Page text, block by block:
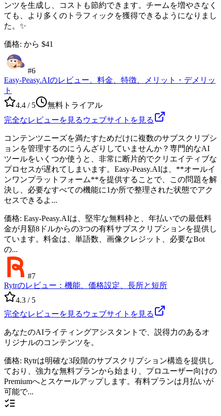
ンツを生成し、コストも節約できます。チームを増やさなく
ても、より多くのトラフィックを獲得できるようになりまし
た。✨
価格: から $41
#6
Easy-Peasy.AIのレビュー、料金、特徴、メリット・デメリッ
ト
4.4 / 5
無料トライアル
完全なレビューを見る ウェブサイトを見る
コンテンツニーズを満たすためだけに複数のサブスクリプシ
ョンを管理するのにうんざりしていませんか？専門的なAI
ツールをいくつか使うと、非常に断片的でクリエイティブな
プロセスが遅れてしまいます。Easy-Peasy.AIは、**オールイ
ンワンプラットフォーム**を提供することで、この問題を解
決し、必要なすべての機能に1か所で整理された状態でアク
セスできるよ...
価格: Easy-Peasy.AIは、堅牢な無料枠と、年払いでの最低料
金が月額8ドルからの3つの有料サブスクリプションを提供し
ています。料金は、単語数、画像クレジット、必要なBot
の...
#7
Rytrのレビュー：機能、価格設定、長所と短所
4.3 / 5
完全なレビューを見る ウェブサイトを見る
あなたのAIライティングアシスタントで、説得力のあるオ
リジナルのコンテンツを。
価格: Rytrは明確な3段階のサブスクリプション構造を提供し
ており、強力な無料プランから始まり、プロユーザー向けの
Premiumへとスケールアップします。有料プランは月払いが
可能で...